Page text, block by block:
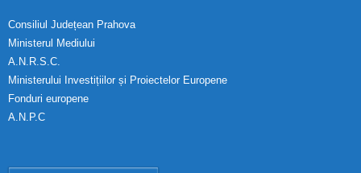
Consiliul Județean Prahova
Ministerul Mediului
A.N.R.S.C.
Ministerului Investițiilor și Proiectelor Europene
Fonduri europene
A.N.P.C